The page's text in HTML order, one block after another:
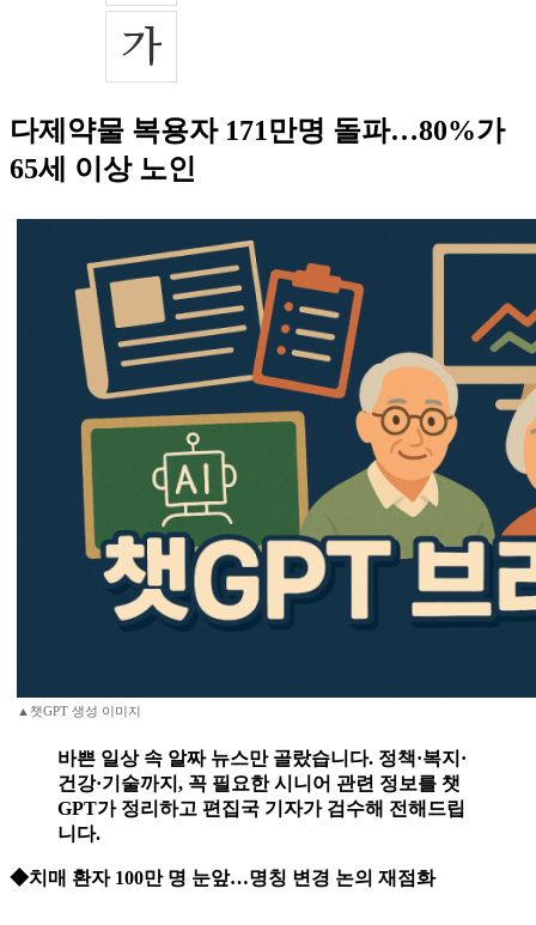
다제약물 복용자 171만명 돌파…80%가
65세 이상 노인
▲챗GPT 생성 이미지
바쁜 일상 속 알짜 뉴스만 골랐습니다. 정책·복지·
건강·기술까지, 꼭 필요한 시니어 관련 정보를 챗
GPT가 정리하고 편집국 기자가 검수해 전해드립
니다.
◆치매 환자 100만 명 눈앞…명칭 변경 논의 재점화